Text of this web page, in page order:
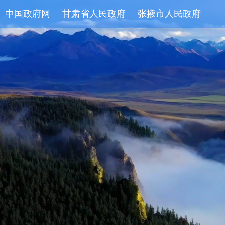
中国政府网 甘肃省人民政府 张掖市人民政府